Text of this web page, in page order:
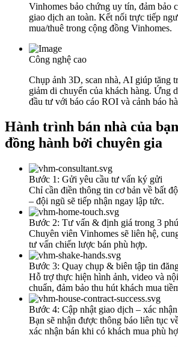
Vinhomes bảo chứng uy tín, đảm bảo
giao dịch an toàn. Kết nối trực tiếp
mua/thuê trong cộng đồng Vinhomes.
Công nghệ cao
Chụp ảnh 3D, scan nhà, AI giúp tăng
giảm di chuyển của khách hàng. Ứng
đầu tư với báo cáo ROI và cảnh báo
Hành trình bán nhà của
đồng hành bởi chuyên gia
Bước 1: Gửi yêu cầu tư vấn ký gửi
Chỉ cần điền thông tin cơ bản về bất
– đội ngũ sẽ tiếp nhận ngay lập tức.
Bước 2: Tư vấn & định giá trong 3
Chuyên viên Vinhomes sẽ liên hệ,
tư vấn chiến lược bán phù hợp.
Bước 3: Quay chụp & biên tập tin
Hỗ trợ thực hiện hình ảnh, video và
chuẩn, đảm bảo thu hút khách mua
Bước 4: Cập nhật giao dịch – xác
Bạn sẽ nhận được thông báo liên tục
xác nhận bán khi có khách mua phù